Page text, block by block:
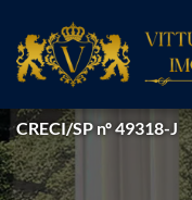
CRECI/SP nº 49318-J